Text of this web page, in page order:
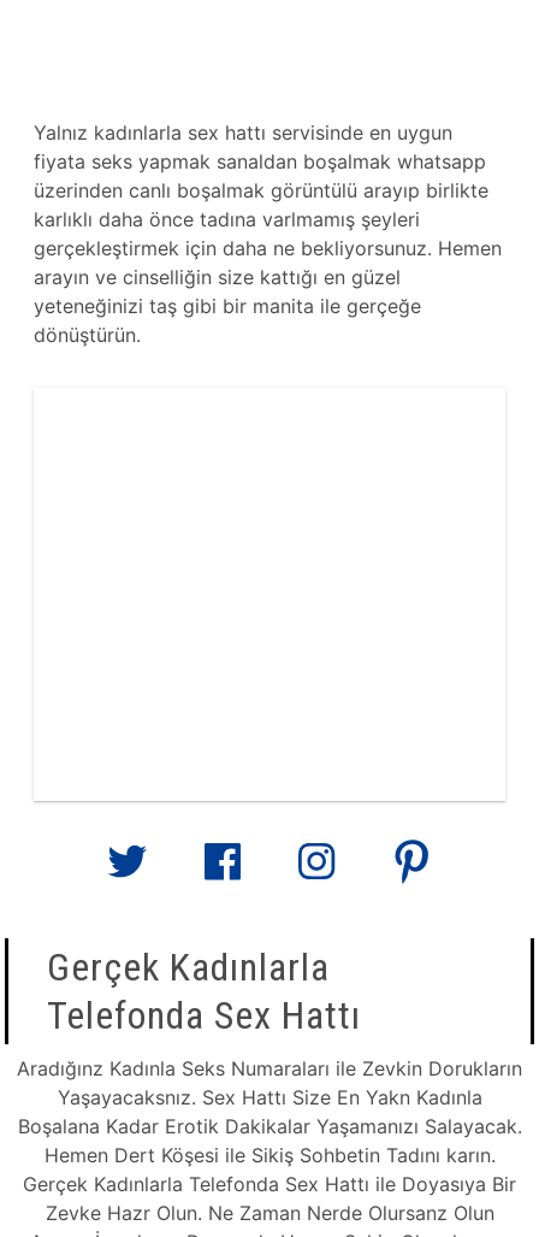
Yalnız kadınlarla sex hattı servisinde en uygun
fiyata seks yapmak sanaldan boşalmak whatsapp
üzerinden canlı boşalmak görüntülü arayıp birlikte
karlıklı daha önce tadına varlmamış şeyleri
gerçekleştirmek için daha ne bekliyorsunuz. Hemen
arayın ve cinselliğin size kattığı en güzel
yeteneğinizi taş gibi bir manita ile gerçeğe
dönüştürün.
Gerçek Kadınlarla
Telefonda Sex Hattı
Aradığınz Kadınla Seks Numaraları ile Zevkin Dorukların
Yaşayacaksnız. Sex Hattı Size En Yakn Kadınla
Boşalana Kadar Erotik Dakikalar Yaşamanızı Salayacak.
Hemen Dert Köşesi ile Sikiş Sohbetin Tadını karın.
Gerçek Kadınlarla Telefonda Sex Hattı ile Doyasıya Bir
Zevke Hazr Olun. Ne Zaman Nerde Olursanz Olun